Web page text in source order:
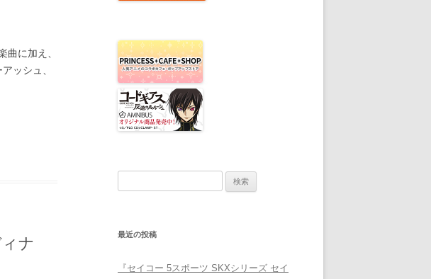
曲に加え、
ッシュ、
ナ
最近の投稿
『セイコー 5スポーツ SKXシリーズ セイ